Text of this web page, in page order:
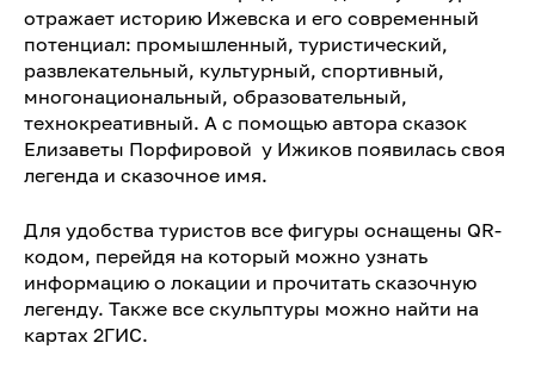
отражает историю Ижевска и его современный
потенциал: промышленный, туристический,
развлекательный, культурный, спортивный,
многонациональный, образовательный,
технокреативный. А с помощью автора сказок
Елизаветы Порфировой у Ижиков появилась своя
легенда и сказочное имя.
Для удобства туристов все фигуры оснащены QR-
кодом, перейдя на который можно узнать
информацию о локации и прочитать сказочную
легенду. Также все скульптуры можно найти на
картах 2ГИС.